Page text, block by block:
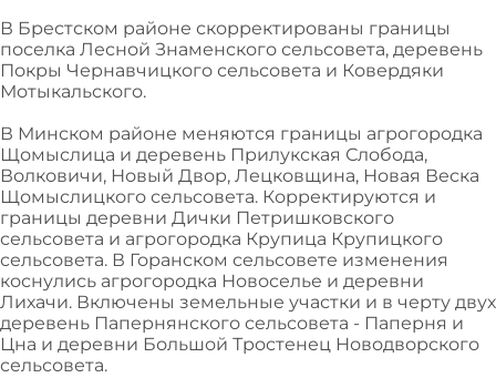
В Брестском районе скорректированы границы
поселка Лесной Знаменского сельсовета, деревень
Покры Чернавчицкого сельсовета и Ковердяки
Мотыкальского.
В Минском районе меняются границы агрогородка
Щомыслица и деревень Прилукская Слобода,
Волковичи, Новый Двор, Лецковщина, Новая Веска
Щомыслицкого сельсовета. Корректируются и
границы деревни Дички Петришковского
сельсовета и агрогородка Крупица Крупицкого
сельсовета. В Горанском сельсовете изменения
коснулись агрогородка Новоселье и деревни
Лихачи. Включены земельные участки и в черту двух
деревень Папернянского сельсовета - Паперня и
Цна и деревни Большой Тростенец Новодворского
сельсовета.